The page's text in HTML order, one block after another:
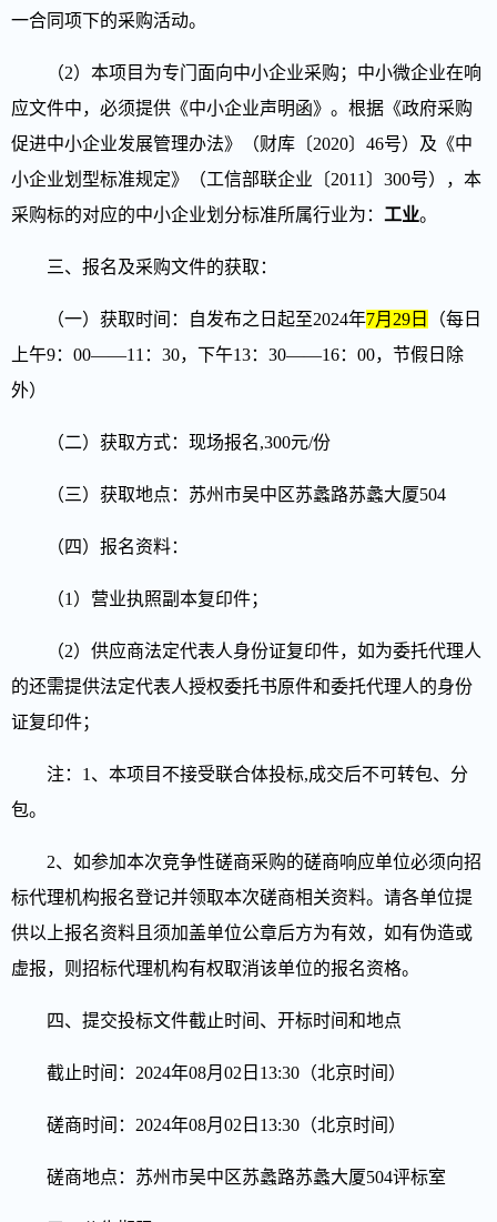
一合同项下的采购活动。
（2）本项目为专门面向中小企业采购；中小微企业在响
应文件中，必须提供《中小企业声明函》。 根据《政府采购
促进中小企业发展管理办法》（财库〔2020〕46号）及《中
小企业划型标准规定》（工信部联企业〔2011〕300号），本
采购标的对应的中小企业划分标准所属行业为： 工业。
三、报名及采购文件的获取 ：
（一）获取时间：自发布之日起至2024年7月 29 日
（每日
上午9：00——11：30，下午13：30——16：00，节假日除
外）
（二）获取方式：现场报名,300元/份
（三）获取地点：苏州市吴中区苏蠡路苏蠡大厦504
（四）报名资料：
（1） 营业执照副本复印件；
（2）供应商法定代表人身份证复印件，如为委托代理人
的还需提供法定代表人授权委托书原件和委托代理人的身份
证复印件；
注： 1、本项目不接受联合体投标,成交后不可转包、分
包。
2、如参加本次竞争性磋商采购的磋商响应单位必须向招
标代理机构报名登记并领取本次磋商相关资料。请各单位提
供以上报名资料且须加盖单位公章后方为有效，如有伪造或
虚报，则招标代理机构有权取消该单位的报名资格。
四、提交投标文件截止时间、开标时间和地点
截止时间：2024年08月02日13:30（北京时间）
磋商时间：2024年08月02日13:30（北京时间）
磋商地点：苏州市吴中区苏蠡路苏蠡大厦504评标室